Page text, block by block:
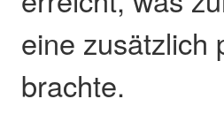
eine zusätzlich
brachte.